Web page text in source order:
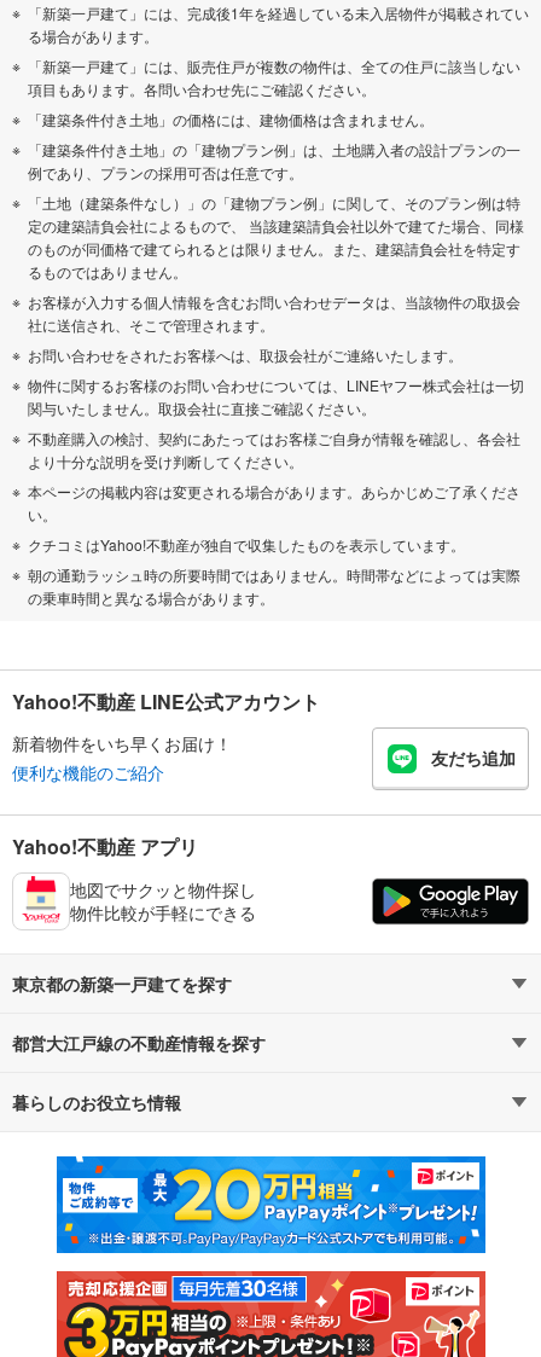
「新築一戸建て」には、完成後1年を経過している未入居物件が掲載されてい
る場合があります。
「新築一戸建て」には、販売住戸が複数の物件は、全ての住戸に該当しない
項目もあります。各問い合わせ先にご確認ください。
「建築条件付き土地」の価格には、建物価格は含まれません。
「建築条件付き土地」の「建物プラン例」は、土地購入者の設計プランの一
例であり、プランの採用可否は任意です。
「土地（建築条件なし）」の「建物プラン例」に関して、そのプラン例は特
定の建築請負会社によるもので、 当該建築請負会社以外で建てた場合、同様
のものが同価格で建てられるとは限りません。また、建築請負会社を特定す
るものではありません。
お客様が入力する個人情報を含むお問い合わせデータは、当該物件の取扱会
社に送信され、そこで管理されます。
お問い合わせをされたお客様へは、取扱会社がご連絡いたします。
物件に関するお客様のお問い合わせについては、LINEヤフー株式会社は一切
関与いたしません。取扱会社に直接ご確認ください。
不動産購入の検討、契約にあたってはお客様ご自身が情報を確認し、各会社
より十分な説明を受け判断してください。
本ページの掲載内容は変更される場合があります。あらかじめご了承くださ
い。
クチコミはYahoo!不動産が独自で収集したものを表示しています。
朝の通勤ラッシュ時の所要時間ではありません。時間帯などによっては実際
の乗車時間と異なる場合があります。
Yahoo!不動産 LINE公式アカウント
新着物件をいち早くお届け！
便利な機能のご紹介
友だち追加
Yahoo!不動産 アプリ
地図でサクッと物件探し
物件比較が手軽にできる
東京都の新築一戸建てを探す
路線・駅から探す
通勤・通学時間から探す
都営大江戸線の不動産情報を探す
不動産・住宅
新築マンション 中古マンション
新築一戸建て 中古一戸建て
注文住宅 土地
暮らしのお役立ち情報
マンションカタログ 教えて！住まいの先生